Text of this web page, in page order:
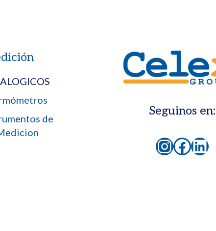
de
Seguinos en: